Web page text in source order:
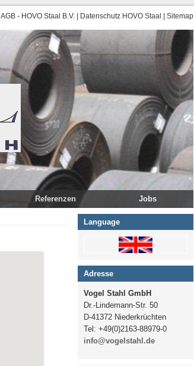
AGB - HOVO Staal B.V. Datenschutz HOVO Staal Sitemap
Referenzen Jobs
Language
Adresse
Vogel Stahl GmbH
Dr.-Lindemann-Str. 50
D-41372 Niederkrüchten
Tel: +49(0)2163-88979-0
info@vogelstahl.de